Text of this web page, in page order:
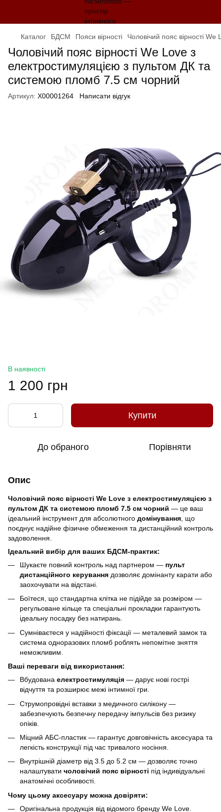
Каталог БДСМ Пояси вірності Чоловічий пояс вірності
Чоловічий пояс вірності We Love з
електростимуляцією з пультом ДК та
системою пломб 7.5 см чорний
Артикул: X00001264 Написати відгук
В наявності
1 200 грн
Купити
До обраного Порівняти
Опис
Чоловічий пояс вірності We Love з електростимуляцією з
пультом ДК та системою пломб 7.5 см чорний — це ваш
ідеальний інструмент для абсолютного домінування , що
поєднує надійне фізичне обмеження та дистанційний контроль
задоволення.
Ідеальний вибір для ваших БДСМ-практик:
Шукаєте повний контроль над партнером — пульт
дистанційного керування дозволяє домінанту карати або
заохочувати на відстані.
Боїтеся, що стандартна клітка не підійде за розміром —
регульоване кільце та спеціальні прокладки гарантують
ідеальну посадку без натирань.
Сумніваєтеся у надійності фіксації — металевий замок та
система одноразових пломб роблять непомітне зняття
неможливим.
Ваші переваги від використання:
Вбудована електростимуляція — дарує нові гострі
відчуття та розширює межі інтимної гри.
Струмопровідні вставки з медичного силікону —
забезпечують безпечну передачу імпульсів без ризику
опіків.
Міцний АБС-пластик — гарантує довговічність аксесуара та
легкість конструкції під час тривалого носіння.
Внутрішній діаметр від 3.5 до 5.2 см — дозволяє точно
налаштувати чоловічий пояс вірності під індивідуальні
анатомічні особливості.
Чому цьому аксесуару можна довіряти:
Оригінальна продукція від відомого бренду We Love.